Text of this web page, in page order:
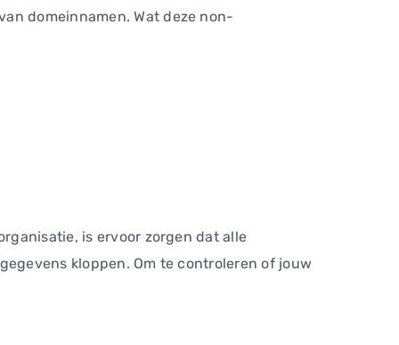
domeinnamen. Wat deze non-
is ervoor zorgen dat alle
kloppen. Om te controleren of jouw